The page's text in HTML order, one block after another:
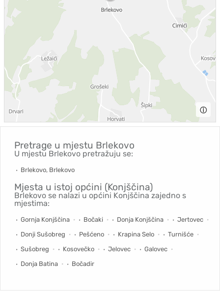
ⓘ
Pretrage u mjestu Brlekovo
U mjestu Brlekovo pretražuju se:
Brlekovo, Brlekovo
Mjesta u istoj općini (Konjščina)
Brlekovo se nalazi u općini Konjščina zajedno s
mjestima:
Gornja Konjščina Bočaki Donja Konjščina
Jertovec
Donji Sušobreg
Pešćeno Krapina Selo
Turnišće
Sušobreg
Kosovečko Jelovec
Galovec
Donja Batina
Bočadir